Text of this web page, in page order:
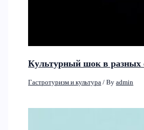
Культурный шок в разных
Гастротуризм и культура / Byadmin